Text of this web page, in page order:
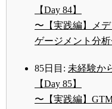
【Day 84】
〜【実践編】メ
ゲージメント分析
85日目: 未経験か
【Day 85】
〜【実践編】